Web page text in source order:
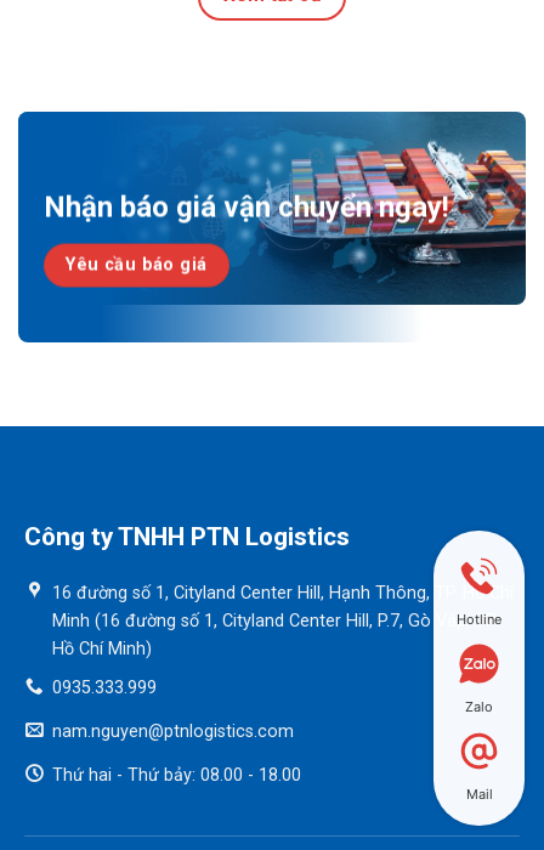
Nhận báo giá vận chuyển ngay!
Yêu cầu báo giá
Công ty TNHH PTN Logistics
16 đường số 1, Cityland Center Hill, Hạnh Thông, TP. Hồ Chí
Minh (16 đường số 1, Cityland Center Hill, P.7, Gò Vấp, TP.
Hồ Chí Minh)
0935.333.999
nam.nguyen@ptnlogistics.com
Thứ hai - Thứ bảy: 08.00 - 18.00
Hotline
Zalo
Mail